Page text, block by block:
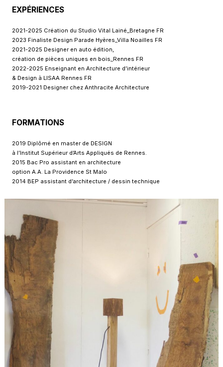
EXPÉRIENCES
2021-2025 Création du Studio Vital Lainé_Bretagne FR
2023 Finaliste Design Parade Hyères_Villa Noailles FR
2021-2025 Designer en auto édition,
création de pièces uniques en bois_Rennes FR
2022-2025 Enseignant en Architecture d’intérieur
& Design à LISAA Rennes FR
2019-2021 Designer chez Anthracite Architecture
FORMATIONS
2019 Diplômé en master de DESIGN
à l’Institut Supérieur d’Arts Appliqués de Rennes.
2015 Bac Pro assistant en architecture
option A.A. La Providence St Malo
2014 BEP assistant d’architecture / dessin technique